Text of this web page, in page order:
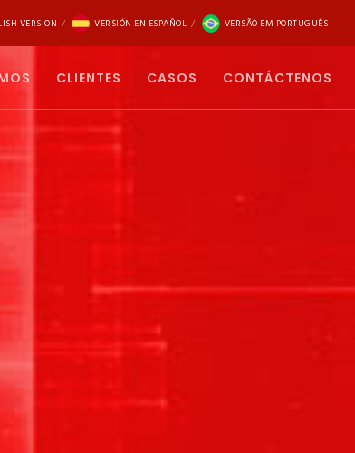
VERSION VERSIÓN EN ESPAÑOL VERSÃO EM PORTUGUÊS
CLIENTES CASOS CONTÁCTENOS